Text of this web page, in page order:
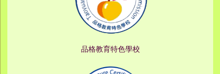
品格教育特色學校